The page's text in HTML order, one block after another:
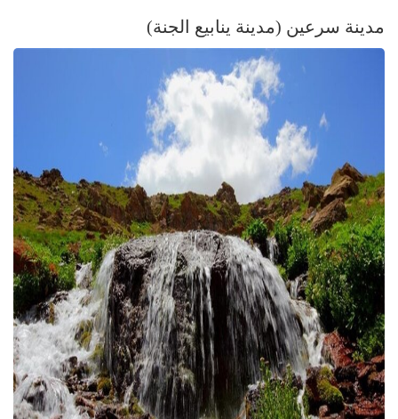
مدينة سرعين (مدينة ينابيع الجنة)